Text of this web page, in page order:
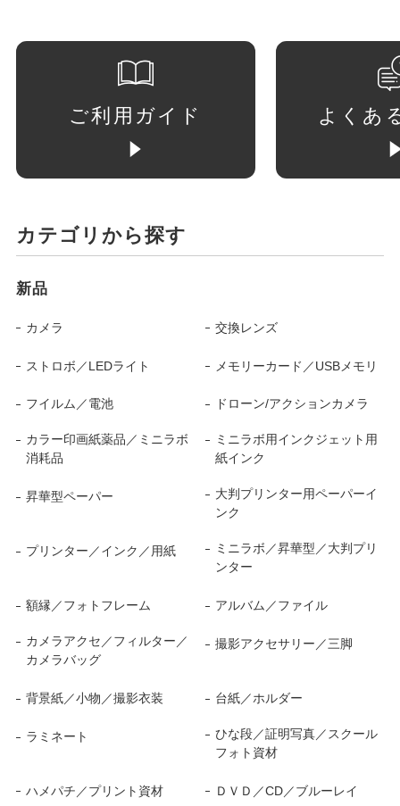
ご利用ガイド よくあ
カテゴリから探す
新品
カメラ 交換レンズ
ストロボ／LEDライト メモリーカード／USBメモリ
フイルム／電池 ドローン/アクションカメラ
カラー印画紙薬品／ミニラボ
消耗品
ミニラボ用インクジェット用
紙インク
昇華型ペーパー
大判プリンター用ペーパーイ
ンク
プリンター／インク／用紙
ミニラボ／昇華型／大判プリ
ンター
額縁／フォトフレーム アルバム／ファイル
カメラアクセ／フィルター／
カメラバッグ
撮影アクセサリー／三脚
背景紙／小物／撮影衣装 台紙／ホルダー
ラミネート
ひな段／証明写真／スクール
フォト資材
ハメパチ／プリント資材 ＤＶＤ／CD／ブルーレイ